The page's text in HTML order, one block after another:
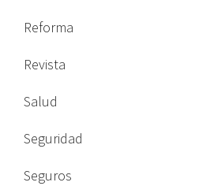
Reforma
Revista
Salud
Seguridad
Seguros